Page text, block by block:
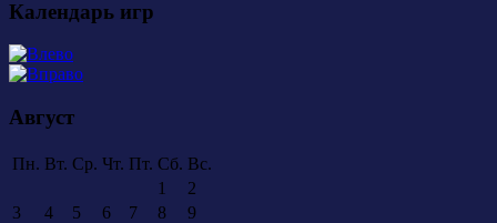
Календарь игр
Август
Пн. Вт. Ср. Чт. Пт. Сб. Вс.
1
2
3
4 5 6 7 8
9